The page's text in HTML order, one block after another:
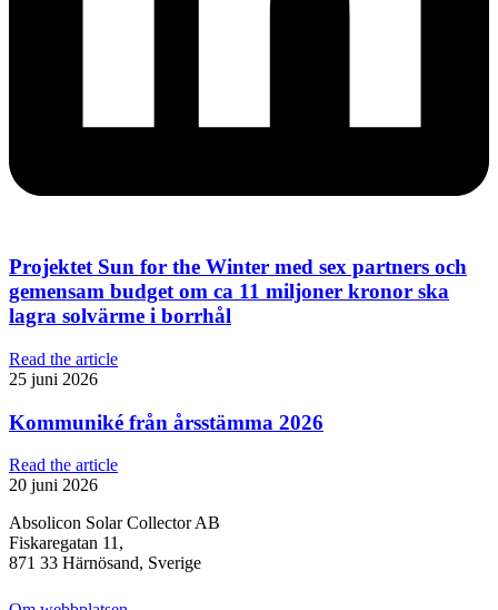
Projektet Sun for the Winter med sex partners och
gemensam budget om ca 11 miljoner kronor ska
lagra solvärme i borrhål
Read the article
25 juni 2026
Kommuniké från årsstämma 2026
Read the article
20 juni 2026
Absolicon Solar Collector AB
Fiskaregatan 11,
871 33 Härnösand, Sverige